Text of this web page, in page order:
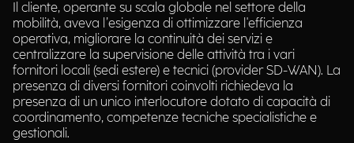
Il cliente, operante su scala globale nel settore della
mobilità, aveva l’esigenza di ottimizzare l'efficienza
operativa, migliorare la continuità dei servizi e
centralizzare la supervisione delle attività tra i vari
fornitori locali (sedi estere) e tecnici (provider SD-WAN). La
presenza di diversi fornitori coinvolti richiedeva la
presenza di un unico interlocutore dotato di capacità di
coordinamento, competenze tecniche specialistiche e
gestionali.